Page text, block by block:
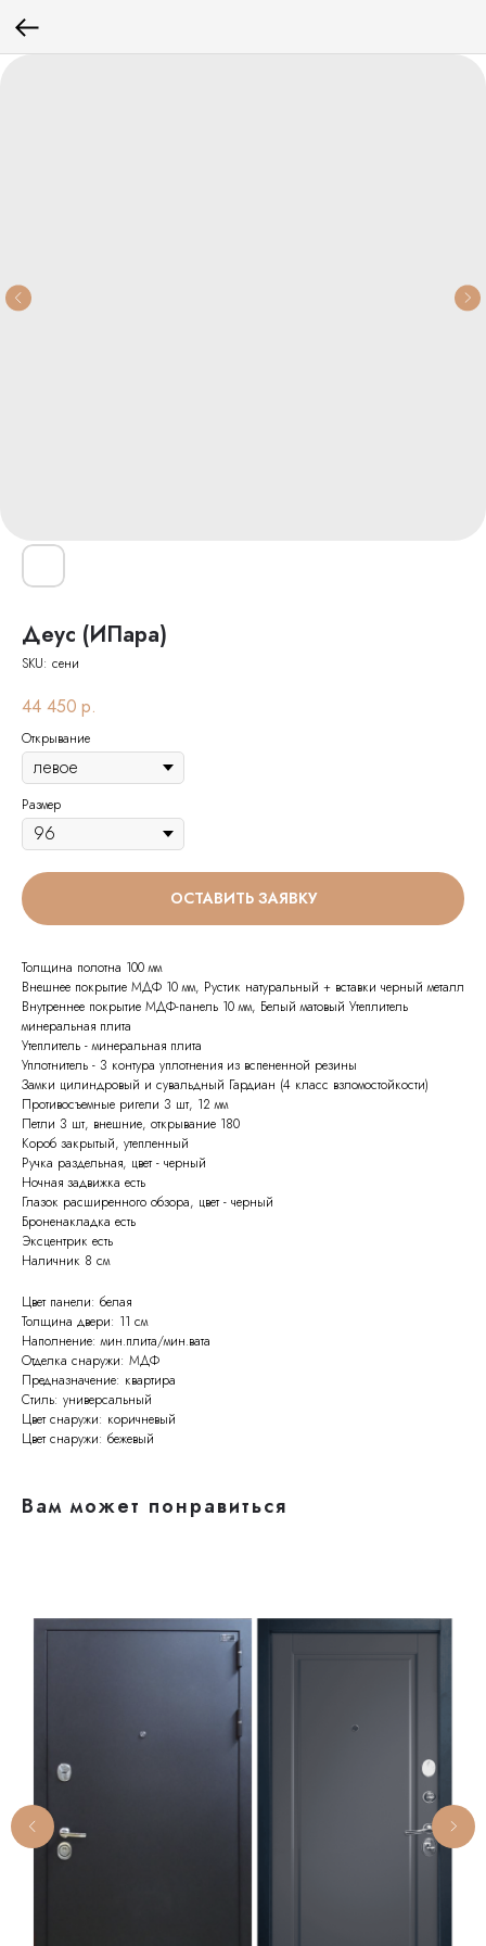
Деус (ИПара)
SKU: сени
44 450 р.
Открывание
Размер
ОСТАВИТЬ ЗАЯВКУ
Толщина полотна 100 мм
Внешнее покрытие МДФ 10 мм, Рустик натуральный + вставки черный металл
Внутреннее покрытие МДФ-панель 10 мм, Белый матовый Утеплитель
минеральная плита
Утеплитель - минеральная плита
Уплотнитель - 3 контура уплотнения из вспененной резины
Замки цилиндровый и сувальдный Гардиан (4 класс взломостойкости)
Противосъемные ригели 3 шт, 12 мм
Петли 3 шт, внешние, открывание 180
Короб закрытый, утепленный
Ручка раздельная, цвет - черный
Ночная задвижка есть
Глазок расширенного обзора, цвет - черный
Броненакладка есть
Эксцентрик есть
Наличник 8 см
Цвет панели: белая
Толщина двери: 11 см
Наполнение: мин.плита/мин.вата
Отделка снаружи: МДФ
Предназначение: квартира
Стиль: универсальный
Цвет снаружи: коричневый
Цвет снаружи: бежевый
Вам может понравиться